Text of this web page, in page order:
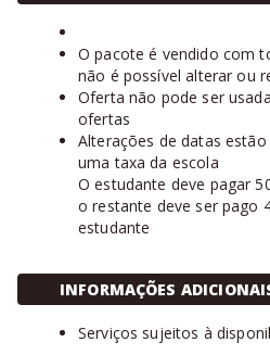
O pacote é vendido com
não é possível alterar ou
Oferta não pode ser
ofertas
Alterações de datas
uma taxa da escola
O estudante deve pagar
o restante deve ser pago
estudante
INFORMAÇÕES
Serviços sujeitos à